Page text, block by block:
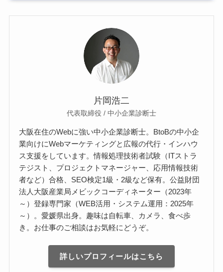
片岡浩二
代表取締役 / 中小企業診断士
大阪在住のWebに強い中小企業診断士。BtoBの中小企
業向けにWebマーケティングと広報の代行・インハウ
ス支援をしています。情報処理技術者試験（ITストラ
テジスト、プロジェクトマネージャー、応用情報技術
者など）合格、SEO検定1級・2級など保有。公益財団
法人大阪産業局メビックコーディネーター（2023年
～）登録専門家（WEB活用・システム運用：2025年
～）。愛媛県出身。趣味は自転車、カメラ、食べ歩
き。お仕事のご相談はお気軽にどうぞ。
詳しいプロフィールはこちら